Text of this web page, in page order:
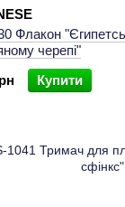
Флакон
черепі"
Купити